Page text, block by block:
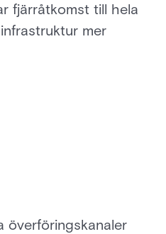
fjärråtkomst till hela
mer
överföringskanaler